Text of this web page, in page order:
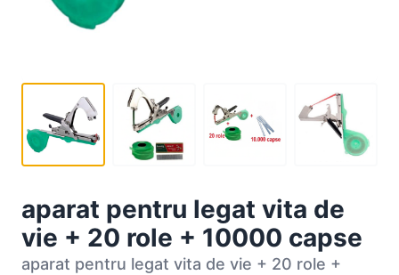
aparat pentru legat vita de
vie + 20 role + 10000 capse
aparat pentru legat vita de vie + 20 role +